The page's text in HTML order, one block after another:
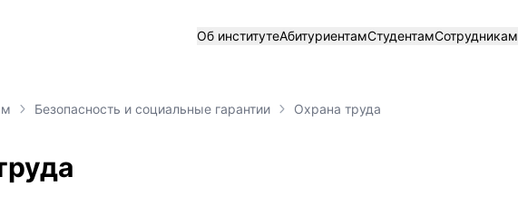
Об институтеАбитуриентамСтудентамСотрудникам
Безопасность и социальные гарантии Охрана труда